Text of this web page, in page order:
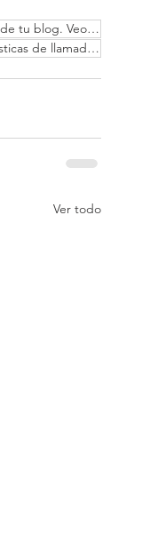
ya tengo el panorama completo de tu blog. Veo que tu enfoque editorial es Telefonía IP empresarial
WhatsApp2Software para estadísticas de llamadas útil
Ver todo